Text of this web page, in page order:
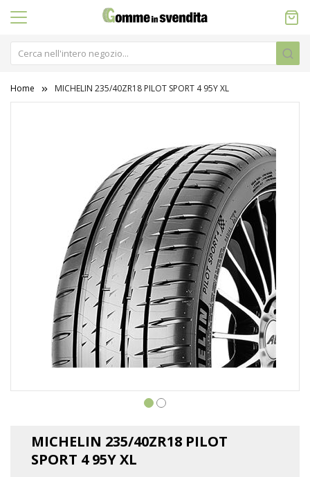
Home MICHELIN 235/40ZR18 PILOT SPORT 4 95Y XL
MICHELIN 235/40ZR18 PILOT
SPORT 4 95Y XL
galleria